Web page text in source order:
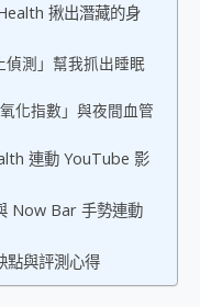
揪出潛藏的身
測」幫我抓出睡眠
化指數」與夜間血管
連動 YouTube 影
Now Bar 手勢連動
點與評測心得